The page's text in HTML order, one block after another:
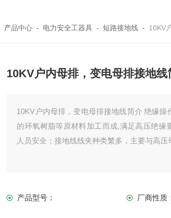
产品中心 - 电力安全工器具 - 短路接地线 - 10KV户
10KV户内母排，变电母排接地线
10KV户内母排，变电母排接地线简介 绝缘操
的环氧树脂等原材料加工而成,满足高压绝缘
人员安全；接地线线夹种类繁多，主要与高压
产品型号： 厂商性质